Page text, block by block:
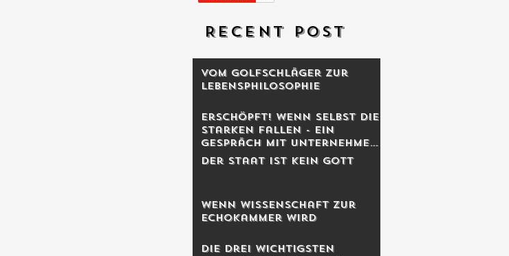
RECENT POST
Vom Golfschläger zur
Lebensphilosophie
Erschöpft! Wenn selbst die
Starken fallen - Ein
Gespräch mit Unternehmer
Lukas Jampen
Der Staat ist kein Gott
Wenn Wissenschaft zur
Echokammer wird
Die drei wichtigsten